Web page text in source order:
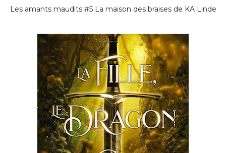
Les amants maudits #5 La maison des braises de KA Linde